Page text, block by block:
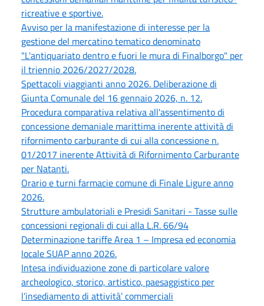
ricreative e sportive.
Avviso per la manifestazione di interesse per la
gestione del mercatino tematico denominato
"L'antiquariato dentro e fuori le mura di Finalborgo" per
il triennio 2026/2027/2028.
Spettacoli viaggianti anno 2026. Deliberazione di
Giunta Comunale del 16 gennaio 2026, n. 12.
Procedura comparativa relativa all'assentimento di
concessione demaniale marittima inerente attività di
rifornimento carburante di cui alla concessione n.
01/2017 inerente Attività di Rifornimento Carburante
per Natanti.
Orario e turni farmacie comune di Finale Ligure anno
2026.
Strutture ambulatoriali e Presidi Sanitari - Tasse sulle
concessioni regionali di cui alla L.R. 66/94
Determinazione tariffe Area 1 – Impresa ed economia
locale SUAP anno 2026.
Intesa individuazione zone di particolare valore
archeologico, storico, artistico, paesaggistico per
l’insediamento di attività’ commerciali